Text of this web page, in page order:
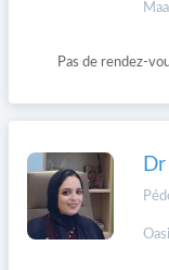
Pas de rendez-